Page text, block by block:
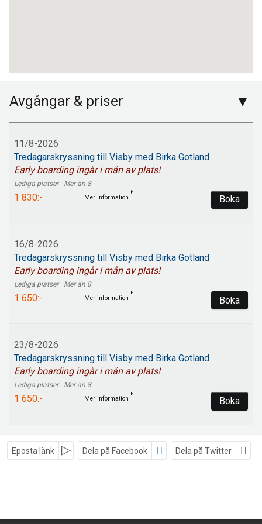
Avgångar & priser
11/8-2026
Tredagarskryssning till Visby med Birka Gotland
Early boarding ingår i mån av plats!
Mer än 8
1 830:- Boka
Mer information
16/8-2026
Tredagarskryssning till Visby med Birka Gotland
Early boarding ingår i mån av plats!
Mer än 8
1 650:- Boka
Mer information
23/8-2026
Tredagarskryssning till Visby med Birka Gotland
Early boarding ingår i mån av plats!
Mer än 8
1 650:- Boka
Mer information
Eposta länk Dela på Facebook Dela på Twitter